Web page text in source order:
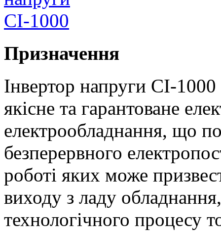
Призначення
Інвертор напруги СІ-
якісне та гарантоване
електрообладнання, що
безперервного
роботі яких може
виходу з ладу
технологічного процесу